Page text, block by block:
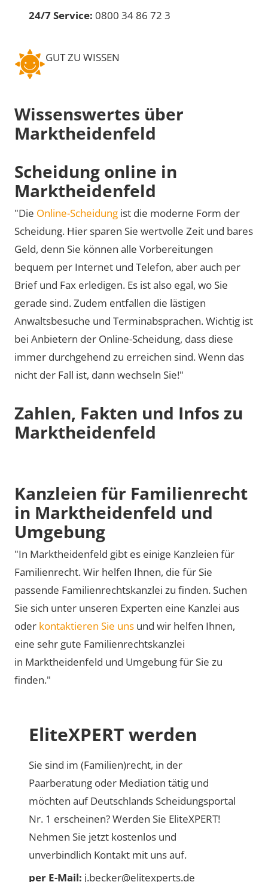
24/7 Service: 0800 34 86 72 3
GUT ZU WISSEN
Wissenswertes über
Marktheidenfeld
Scheidung online in
Marktheidenfeld
"Die Online-Scheidung ist die moderne Form der
Scheidung. Hier sparen Sie wertvolle Zeit und bares
Geld, denn Sie können alle Vorbereitungen
bequem per Internet und Telefon, aber auch per
Brief und Fax erledigen. Es ist also egal, wo Sie
gerade sind. Zudem entfallen die lästigen
Anwaltsbesuche und Terminabsprachen. Wichtig ist
bei Anbietern der Online-Scheidung, dass diese
immer durchgehend zu erreichen sind. Wenn das
nicht der Fall ist, dann wechseln Sie!"
Zahlen, Fakten und Infos zu
Marktheidenfeld
Kanzleien für Familienrecht
in Marktheidenfeld und
Umgebung
"In Marktheidenfeld gibt es einige Kanzleien für
Familienrecht. Wir helfen Ihnen, die für Sie
passende Familienrechtskanzlei zu finden. Suchen
Sie sich unter unseren Experten eine Kanzlei aus
oder kontaktieren Sie uns und wir helfen Ihnen,
eine sehr gute Familienrechtskanzlei
in Marktheidenfeld und Umgebung für Sie zu
finden."
EliteXPERT werden
Sie sind im (Familien)recht, in der
Paarberatung oder Mediation tätig und
möchten auf Deutschlands Scheidungsportal
Nr. 1 erscheinen? Werden Sie EliteXPERT!
Nehmen Sie jetzt kostenlos und
unverbindlich Kontakt mit uns auf.
per E-Mail: j.becker@elitexperts.de